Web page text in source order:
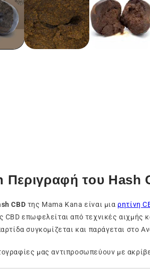
Περιγραφή του Hash
CBD της Mama Kana είναι μια ρητίνη
CBD επωφελείται από τεχνικές αιχμής
συγκομίζεται και παράγεται στο
μας αντιπροσωπεύουν με